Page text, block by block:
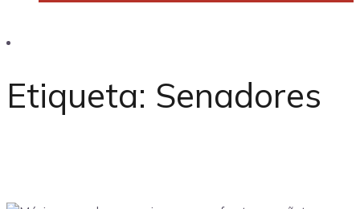
Etiqueta: Senadores